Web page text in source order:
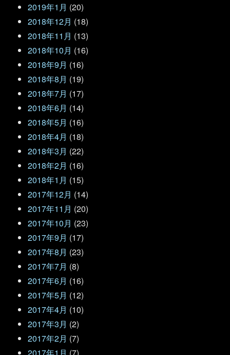
2019年1月 (20)
2018年12月 (18)
2018年11月 (13)
2018年10月 (16)
2018年9月 (16)
2018年8月 (19)
2018年7月 (17)
2018年6月 (14)
2018年5月 (16)
2018年4月 (18)
2018年3月 (22)
2018年2月 (16)
2018年1月 (15)
2017年12月 (14)
2017年11月 (20)
2017年10月 (23)
2017年9月 (17)
2017年8月 (23)
2017年7月 (8)
2017年6月 (16)
2017年5月 (12)
2017年4月 (10)
2017年3月 (2)
2017年2月 (7)
2017年1月 (7)